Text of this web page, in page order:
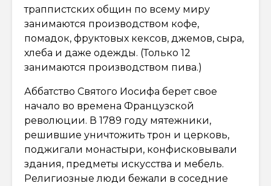
траппистских общин по всему миру
занимаются производством кофе,
помадок, фруктовых кексов, джемов, сыра,
хлеба и даже одежды. (Только 12
занимаются производством пива.)
Аббатство Святого Иосифа берет свое
начало во времена Французской
революции. В 1789 году мятежники,
решившие уничтожить трон и церковь,
поджигали монастыри, конфисковывали
здания, предметы искусства и мебель.
Религиозные люди бежали в соседние